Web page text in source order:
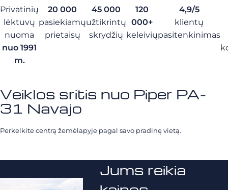
Privatinių
lėktuvų
nuoma
nuo 1991
m.
20 000
pasiekiamų
prietaisų
45 000
užtikrintų
skrydžių
120
000+
keleivių
4,9/5
klientų
pasitenkinimas
Veiklos sritis nuo Piper PA-
31 Navajo
Perkelkite centrą žemėlapyje pagal savo pradinę vietą.
Jums reikia